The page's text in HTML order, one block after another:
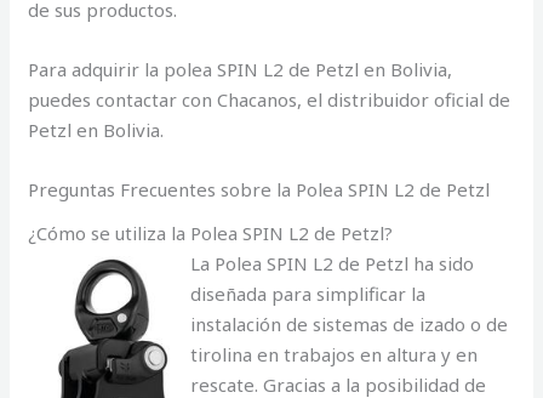
de sus productos.
Para adquirir la polea SPIN L2 de Petzl en Bolivia,
puedes contactar con Chacanos, el distribuidor oficial de
Petzl en Bolivia.
Preguntas Frecuentes sobre la Polea SPIN L2 de Petzl
¿Cómo se utiliza la Polea SPIN L2 de Petzl?
La Polea SPIN L2 de Petzl ha sido
diseñada para simplificar la
instalación de sistemas de izado o de
tirolina en trabajos en altura y en
rescate. Gracias a la posibilidad de